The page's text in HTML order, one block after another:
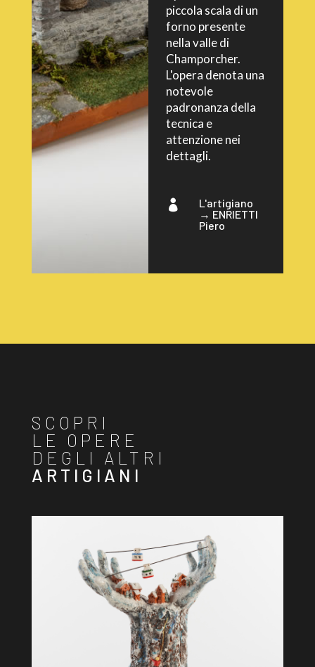
piccola scala di un
forno presente
nella valle di
Champorcher.
L'opera denota una
notevole
padronanza della
tecnica e
attenzione nei
dettagli.

L'artigiano
→ ENRIETTI
Piero
SCOPRI
LE OPERE
DEGLI ALTRI
ARTIGIANI